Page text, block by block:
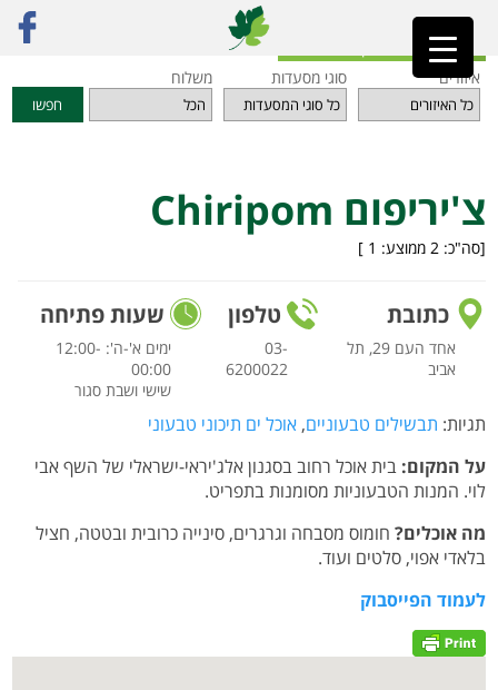
ראשי»מסעדות צ'יריפום Chiripom
חזרה לאינדקס המסעדות
איזורים
סוגי מסעדות משלוח
חפשו
צ'יריפום Chiripom
[סה"כ: 2 ממוצע: 1
]
כתובת
אחד העם 29, תל
אביב
טלפון
03-
6200022
שעות פתיחה
ימים א'-ה': 12:00-
00:00
שישי ושבת סגור
תגיות: תבשילים טבעוניים, אוכל ים תיכוני טבעוני
על המקום: בית אוכל רחוב בסגנון אלג'יראי-ישראלי של השף אבי
לוי. המנות הטבעוניות מסומנות בתפריט.
מה אוכלים? חומוס מסבחה וגרגרים, סינייה כרובית ובטטה, חציל
בלאדי אפוי, סלטים ועוד.
לעמוד הפייסבוק